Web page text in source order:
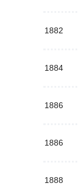
1882
1884
1886
1886
1888